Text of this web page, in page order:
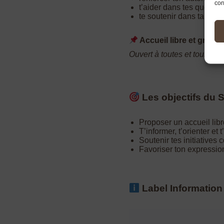
t’aider dans tes
te soutenir dans ta vie
Accueil libre et gratuit
Ouvert à toutes et tous,
Les objectifs du
Proposer un accueil
T’informer, t’orienter et
Soutenir tes initiatives
Favoriser ton
Label